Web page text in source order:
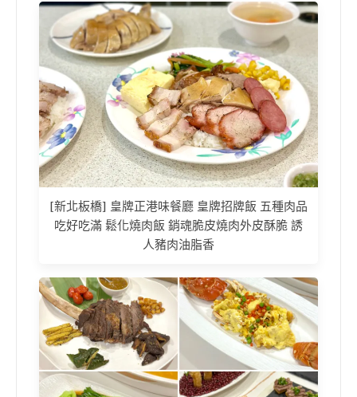
[新北板橋] 皇牌正港味餐廳 皇牌招牌飯 五種肉品
吃好吃滿 鬆化燒肉飯 銷魂脆皮燒肉外皮酥脆 誘
人豬肉油脂香